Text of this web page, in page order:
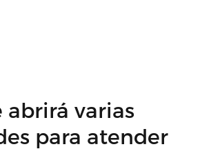
abrirá varias
para atender